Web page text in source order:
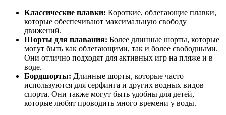
Классические плавки: Короткие, облегающие плавки,
которые обеспечивают максимальную свободу
движений.
Шорты для плавания: Более длинные шорты, которые
могут быть как облегающими, так и более свободными.
Они отлично подходят для активных игр на пляже и в
воде.
Бордшорты: Длинные шорты, которые часто
используются для серфинга и других водных видов
спорта. Они также могут быть удобны для детей,
которые любят проводить много времени у воды.